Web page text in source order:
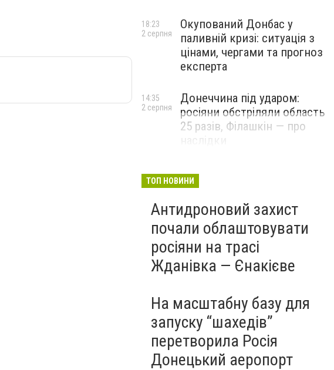
Окупований Донбас у
паливній кризі: ситуація з
цінами, чергами та прогноз
експерта
18:23
2 серпня
Донеччина під ударом:
росіяни обстріляли область
25 разів, Філашкін — про
14:35
2 серпня
ТОП НОВИНИ
Антидроновий захист
почали облаштовувати
росіяни на трасі
Жданівка — Єнакієве
На масштабну базу для
запуску “шахедів”
перетворила Росія
Донецький аеропорт